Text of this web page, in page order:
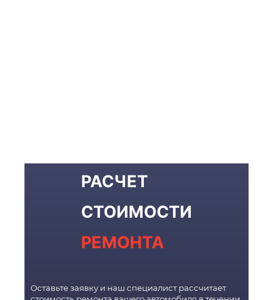
РАСЧЕТ
СТОИМОСТИ
РЕМОНТА
Оставьте заявку и наш специалист рассчитает